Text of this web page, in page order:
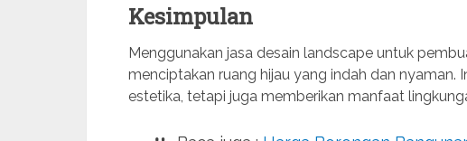
Kesimpulan
Menggunakan jasa desain landscape untuk
menciptakan ruang hijau yang indah dan nyaman.
estetika, tetapi juga memberikan manfaat